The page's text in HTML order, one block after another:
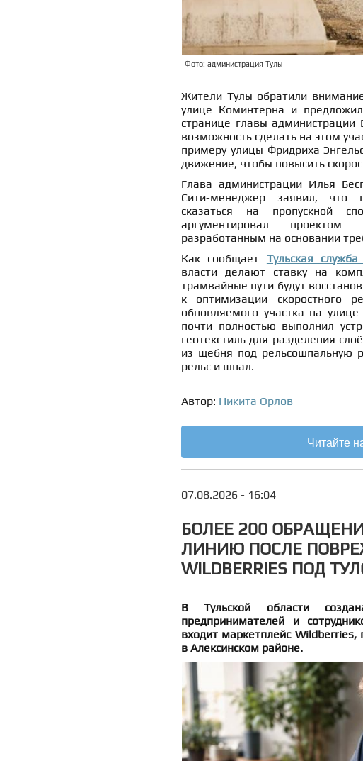
Фото: администрация Тулы
Жители Тулы обратили
улице Коминтерна и
странице главы администрации
возможность сделать на этом
примеру улицы Фридриха
движение, чтобы повысить
Глава администрации Илья
Сити-менеджер заявил, что
сказаться на пропускной
аргументировал проектом
разработанным на основании
Как сообщает Тульская
власти делают ставку на
трамвайные пути будут
к оптимизации скоростного
обновляемого участка на
почти полностью выполнил
геотекстиль для разделения
из щебня под рельсошпальную
рельс и шпал.
Автор: Никита Орлов
Читайте
07.08.2026 - 16:04
БОЛЕЕ 200
ЛИНИЮ ПОСЛЕ
WILDBERRIES ПОД
В Тульской области
предпринимателей и
входит маркетплейс Wildberries,
в Алексинском районе.